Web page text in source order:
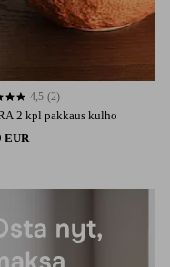
2 kpl pakkaus kulho
EUR
2 arvosanaan
4,5 (2)